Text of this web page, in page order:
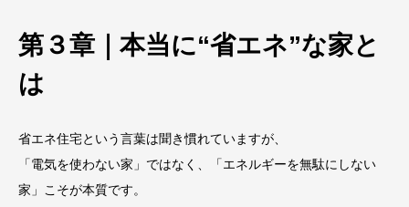
第３章｜本当に“省エネ”な家と
は
省エネ住宅という言葉は聞き慣れていますが、
「電気を使わない家」ではなく、「エネルギーを無駄にしない
家」こそが本質です。